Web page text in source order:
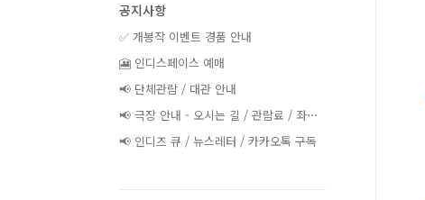
공지사항
✅ 개봉작 이벤트 경품 안내
🎦 인디스페이스 예매
📢 단체관람 / 대관 안내
📢 극장 안내 - 오시는 길 / 관람료 / 좌⋯
📢 인디즈 큐 / 뉴스레터 / 카카오톡 구독